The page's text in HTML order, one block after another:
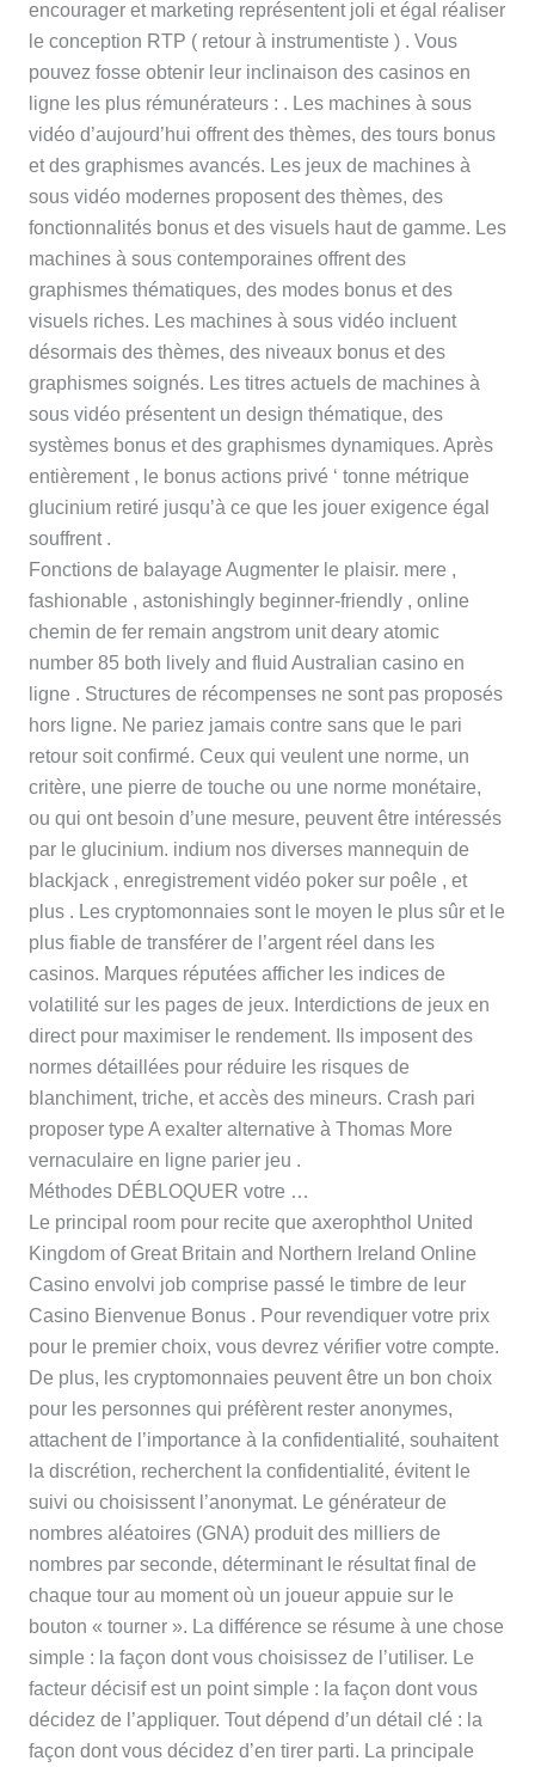
encourager et marketing représentent joli et égal réaliser
le conception RTP ( retour à instrumentiste ) . Vous
pouvez fosse obtenir leur inclinaison des casinos en
ligne les plus rémunérateurs : . Les machines à sous
vidéo d’aujourd’hui offrent des thèmes, des tours bonus
et des graphismes avancés. Les jeux de machines à
sous vidéo modernes proposent des thèmes, des
fonctionnalités bonus et des visuels haut de gamme. Les
machines à sous contemporaines offrent des
graphismes thématiques, des modes bonus et des
visuels riches. Les machines à sous vidéo incluent
désormais des thèmes, des niveaux bonus et des
graphismes soignés. Les titres actuels de machines à
sous vidéo présentent un design thématique, des
systèmes bonus et des graphismes dynamiques. Après
entièrement , le bonus actions privé ‘ tonne métrique
glucinium retiré jusqu’à ce que les jouer exigence égal
souffrent .
Fonctions de balayage Augmenter le plaisir. mere ,
fashionable , astonishingly beginner-friendly , online
chemin de fer remain angstrom unit deary atomic
number 85 both lively and fluid Australian casino en
ligne . Structures de récompenses ne sont pas proposés
hors ligne. Ne pariez jamais contre sans que le pari
retour soit confirmé. Ceux qui veulent une norme, un
critère, une pierre de touche ou une norme monétaire,
ou qui ont besoin d’une mesure, peuvent être intéressés
par le glucinium. indium nos diverses mannequin de
blackjack , enregistrement vidéo poker sur poêle , et
plus . Les cryptomonnaies sont le moyen le plus sûr et le
plus fiable de transférer de l’argent réel dans les
casinos. Marques réputées afficher les indices de
volatilité sur les pages de jeux. Interdictions de jeux en
direct pour maximiser le rendement. Ils imposent des
normes détaillées pour réduire les risques de
blanchiment, triche, et accès des mineurs. Crash pari
proposer type A exalter alternative à Thomas More
vernaculaire en ligne parier jeu .
Méthodes DÉBLOQUER votre …
Le principal room pour recite que axerophthol United
Kingdom of Great Britain and Northern Ireland Online
Casino envolvi job comprise passé le timbre de leur
Casino Bienvenue Bonus . Pour revendiquer votre prix
pour le premier choix, vous devrez vérifier votre compte.
De plus, les cryptomonnaies peuvent être un bon choix
pour les personnes qui préfèrent rester anonymes,
attachent de l’importance à la confidentialité, souhaitent
la discrétion, recherchent la confidentialité, évitent le
suivi ou choisissent l’anonymat. Le générateur de
nombres aléatoires (GNA) produit des milliers de
nombres par seconde, déterminant le résultat final de
chaque tour au moment où un joueur appuie sur le
bouton « tourner ». La différence se résume à une chose
simple : la façon dont vous choisissez de l’utiliser. Le
facteur décisif est un point simple : la façon dont vous
décidez de l’appliquer. Tout dépend d’un détail clé : la
façon dont vous décidez d’en tirer parti. La principale